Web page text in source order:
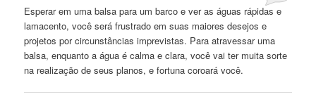
Esperar em uma balsa para um barcoe ver aságuas rápidase
lamacento, você será frustrado em suas maiores desejose
projetos por circunstâncias imprevistas. Para atravessar uma
balsa, enquanto a água é calmae clara, você vai ter muita sorte
na realização de seus planos,e fortuna coroará você.